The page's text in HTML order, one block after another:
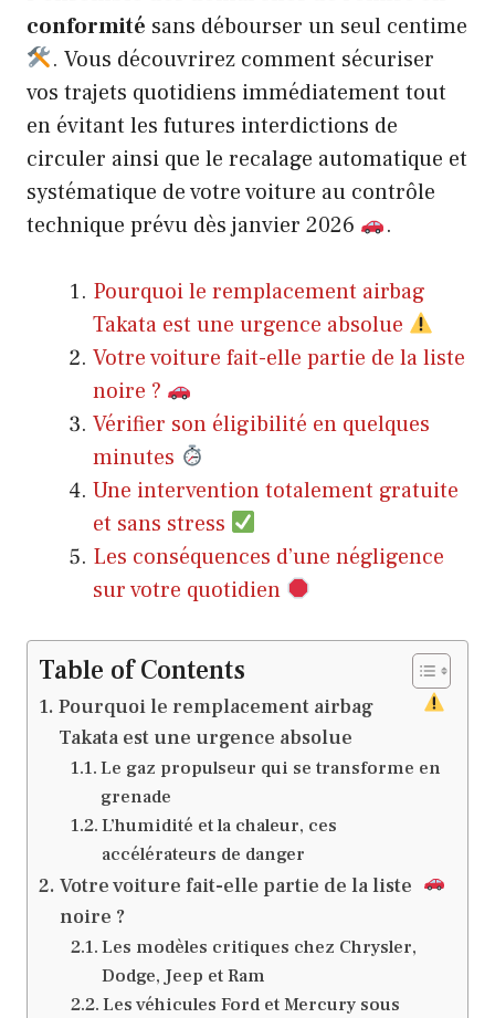
conformité sans débourser un seul centime
. Vous découvrirez comment sécuriser
vos trajets quotidiens immédiatement tout
en évitant les futures interdictions de
circuler ainsi que le recalage automatique et
systématique de votre voiture au contrôle
technique prévu dès janvier 2026
.
Pourquoi le remplacement airbag
Takata est une urgence absolue
Votre voiture fait-elle partie de la liste
noire ?
Vérifier son éligibilité en quelques
minutes
Une intervention totalement gratuite
et sans stress
Les conséquences d’une négligence
sur votre quotidien
Table of Contents
Pourquoi le remplacement airbag
Takata est une urgence absolue
Le gaz propulseur qui se transforme en
grenade
L’humidité et la chaleur, ces
accélérateurs de danger
Votre voiture fait-elle partie de la liste
noire ?
Les modèles critiques chez Chrysler,
Dodge, Jeep et Ram
Les véhicules Ford et Mercury sous